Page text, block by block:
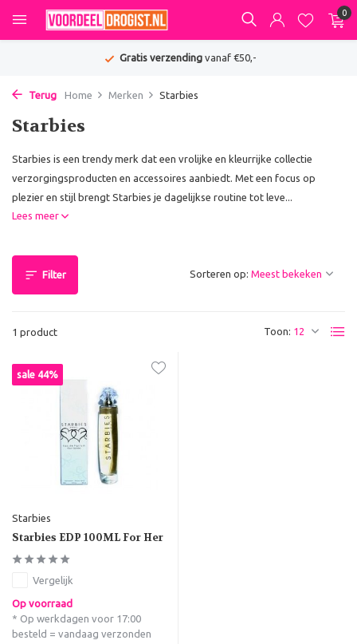
0
Gratis verzendingvanaf €50,-
Terug Home Merken Starbies
Starbies
Starbies is een trendy merk dat een vrolijke en kleurrijke collectie
verzorgingsproducten en accessoires aanbiedt. Met een focus op
plezier en stijl brengt Starbies je dagelijkse routine tot leve...
Lees meer
Filter
1 product Toon:
Sorteren op:
sale 44%
Starbies
Starbies EDP 100ML For Her
Vergelijk
Op voorraad
* Op werkdagen voor 17:00
besteld = vandaag verzonden